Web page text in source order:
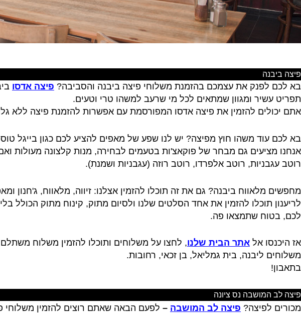
פיצה ביבנה
בא לכם לפנק את עצמכם בהזמנת משלוחי פיצה ביבנה והסביבה? פיצה אדסו
תפריט עשיר ומגוון שמתאים לכל מי שרעב למשהו טרי וטעים.
אתם יכולים להזמין את פיצה אדסו המפורסמת עם אפשרות להזמנת פיצה ללא
בא לכם עוד משהו חוץ מפיצה? יש לנו שפע של מאפים להציע לכם כגון בייגל
אנחנו מציעים גם מבחר של פוקאצ'ות בטעמים לבחירה, מנות קלצונה מעולות
רוטב עגבניות, רוטב אלפרדו, רוטב רוזה (עגבניות ושמנת).
מחפשים מלאווח ביבנה? גם את זה תוכלו להזמין אצלנו: זיווה, מלאווח, ג'חנון
לריענון תוכלו להזמין את אחד הסלטים שלנו ולסיום מתוק, קינוח מתוק הכולל
לכם, בטוח שתמצאו פה.
אז היכנסו אל אתר הבית שלנו, לחצו על משלוחים ותוכלו להזמין משלוח
משלוחים ליבנה, בית גמליאל, בן זכאי, רחובות.
בתאבון!
פיצה לב המושבה נס ציונה
מכורים לפיצה? פיצה לב המושבה – לפעם הבאה שאתם רוצים להזמין משלוחי